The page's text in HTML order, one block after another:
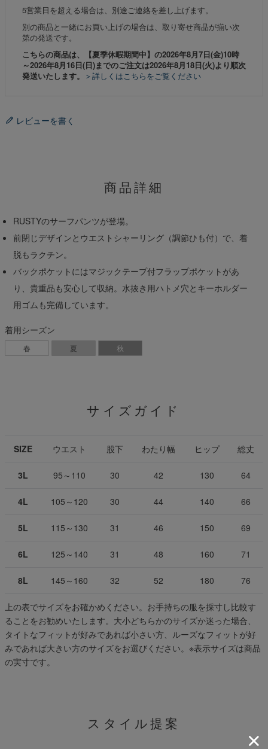
5営業日を超える場合は、別途ご連絡を差し上げます。
別の商品と一緒にお買い上げの場合は、取り寄せ商品が揃い次
第の発送です。
こちらの商品は、【夏季休暇期間中】の2026年8月7日(金)10時
～2026年8月16日(日)までのご注文は2026年8月18日(火)より順次
発送いたします。 ＞詳しくはこちらをご覧ください
レビューを書く
商品詳細
RUSTYのサーフパンツが登場。
前閉じデザインとウエストシャーリング（調節ひも付）で、着
脱もラクチン。
バックポケットにはマジックテープ付フラップポケットがあ
り、貴重品も安心して収納。水抜き用ハトメ穴とキーホルダー
用ゴムも完備しています。
着用シーズン
春 夏 秋
サイズガイド
SIZE ウエスト 股下 わたり幅 ヒップ 総丈
3L 95～110 30 42 130 64
4L 105～120 30 44 140 66
5L 115～130 31 46 150 69
6L 125～140 31 48 160 71
8L 145～160 32 52 180 76
上の表でサイズをお確かめください。お手持ちの服を採寸し比較す
ることをお勧めいたします。大小どちらかのサイズか迷った場合、
タイトなフィットが好みであれば小さい方、ルーズなフィットが好
みであれば大きい方のサイズをお選びください。 ※表示サイズは商品
の実寸です。
スタイル提案